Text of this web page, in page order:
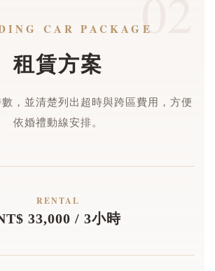
02
CAR PACKAGE
租賃方案
，並清楚列出超時與跨區費用，方便
依婚禮動線安排。
RENTAL
33,000 / 3小時